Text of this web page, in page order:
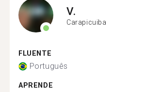
V.
Carapicuiba
FLUENTE
Português
APRENDE